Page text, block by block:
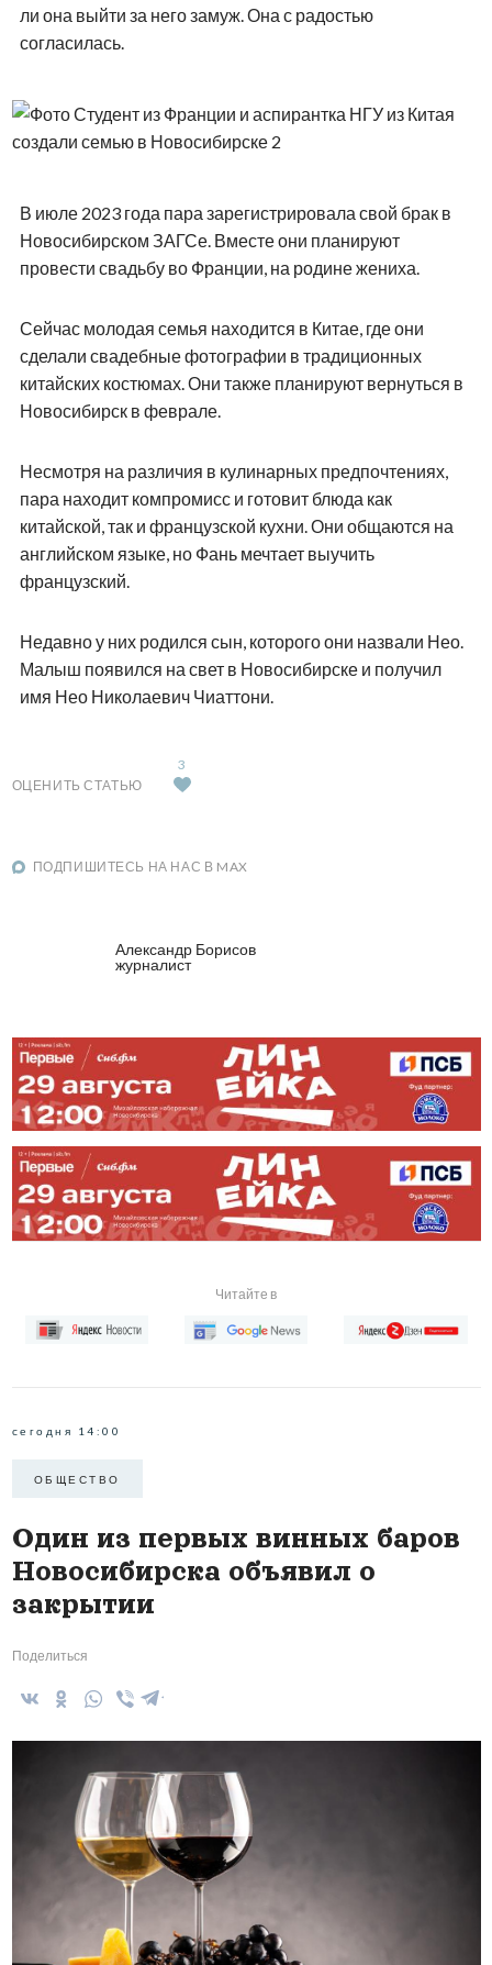
ли она выйти за него замуж. Она с радостью
согласилась.
В июле 2023 года пара зарегистрировала свой брак в
Новосибирском ЗАГСе. Вместе они планируют
провести свадьбу во Франции, на родине жениха.
Сейчас молодая семья находится в Китае, где они
сделали свадебные фотографии в традиционных
китайских костюмах. Они также планируют вернуться в
Новосибирск в феврале.
Несмотря на различия в кулинарных предпочтениях,
пара находит компромисс и готовит блюда как
китайской, так и французской кухни. Они общаются на
английском языке, но Фань мечтает выучить
французский.
Недавно у них родился сын, которого они назвали Нео.
Малыш появился на свет в Новосибирске и получил
имя Нео Николаевич Чиаттони.
ОЦЕНИТЬ СТАТЬЮ
3
ПОДПИШИТЕСЬ НА НАС В MAX
Александр Борисов
журналист
Читайте в
сегодня 14:00
ОБЩЕСТВО
Один из первых винных баров
Новосибирска объявил о
закрытии
Поделиться